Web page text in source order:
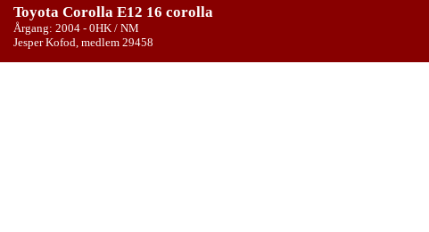
Toyota Corolla E12 16 corolla
Årgang: 2004 - 0HK / NM
Jesper Kofod, medlem 29458